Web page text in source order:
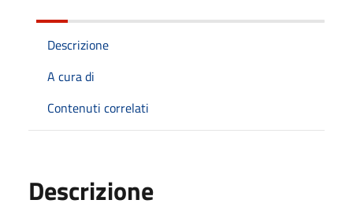
Descrizione
A cura di
Contenuti correlati
Descrizione